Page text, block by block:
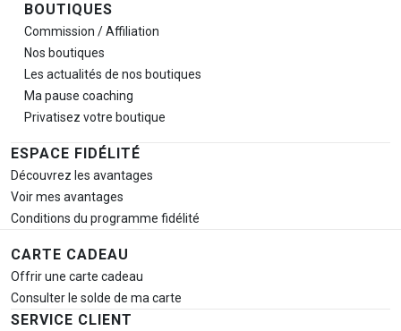
BOUTIQUES
Commission / Affiliation
Nos boutiques
Les actualités de nos boutiques
Ma pause coaching
Privatisez votre boutique
ESPACE FIDÉLITÉ
Découvrez les avantages
Voir mes avantages
Conditions du programme fidélité
CARTE CADEAU
Offrir une carte cadeau
Consulter le solde de ma carte
SERVICE CLIENT